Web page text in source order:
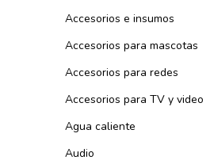
Accesorios e insumos
Accesorios para mascotas
Accesorios para redes
Accesorios para TV y video
Agua caliente
Audio
$142.114